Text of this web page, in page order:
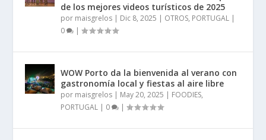
de los mejores videos turísticos de 2025
por maisgrelos | Dic 8, 2025 | OTROS, PORTUGAL |
0
|
WOW Porto da la bienvenida al verano con
gastronomía local y fiestas al aire libre
por maisgrelos | May 20, 2025 | FOODIES,
PORTUGAL | 0 |